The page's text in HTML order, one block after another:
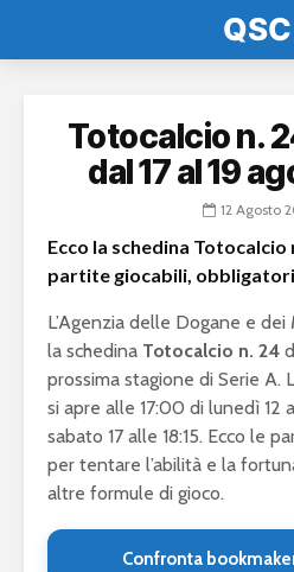
Totocalcio n.
dal 17 al 19
12 Agosto
Ecco la schedina
partite giocabili,
L’Agenzia delle Dogane e
la schedina Totocalcio n. 24
prossima stagione di Serie A.
si apre alle 17:00 di lunedì 12
sabato 17 alle 18:15. Ecco le
per tentare l’abilità e la
altre formule di gioco.
Confronta